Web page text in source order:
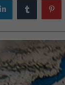
LinkedIn Tumblr